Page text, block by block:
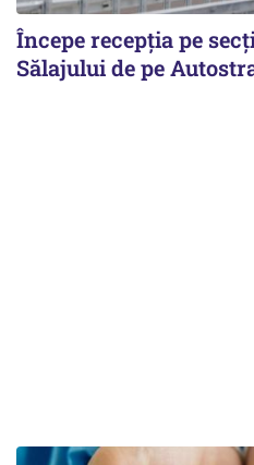
Începe recepţia pe
Sălajului de pe